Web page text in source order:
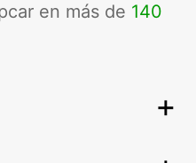
en más de 140